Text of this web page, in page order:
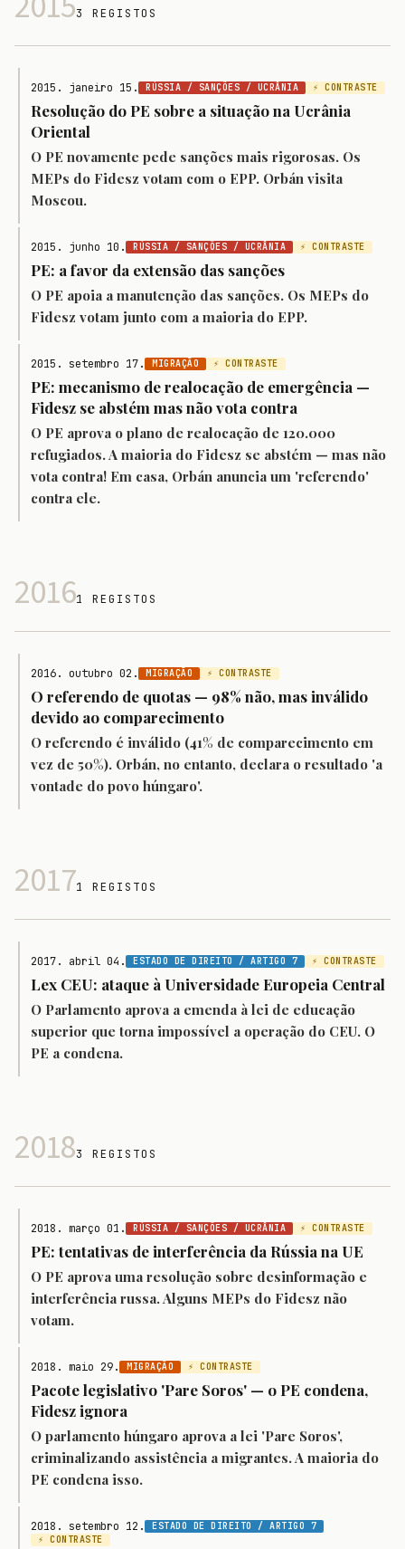
3 REGISTOS
2015. janeiro 15. RÚSSIA / SANÇÕES / UCRÂNIA ⚡ CONTRASTE
Resolução do PE sobre a situação na Ucrânia
Oriental
O PE novamente pede sanções mais rigorosas. Os
MEPs do Fidesz votam com o EPP. Orbán visita
Moscou.
2015. junho 10. RÚSSIA / SANÇÕES / UCRÂNIA ⚡ CONTRASTE
PE: a favor da extensão das sanções
O PE apoia a manutenção das sanções. Os MEPs do
Fidesz votam junto com a maioria do EPP.
2015. setembro 17. MIGRAÇÃO ⚡ CONTRASTE
PE: mecanismo de realocação de emergência —
Fidesz se abstém mas não vota contra
O PE aprova o plano de realocação de 120.000
refugiados. A maioria do Fidesz se abstém — mas não
vota contra! Em casa, Orbán anuncia um 'referendo'
contra ele.
20161 REGISTOS
2016. outubro 02. MIGRAÇÃO ⚡ CONTRASTE
O referendo de quotas — 98% não, mas inválido
devido ao comparecimento
O referendo é inválido (41% de comparecimento em
vez de 50%). Orbán, no entanto, declara o resultado 'a
vontade do povo húngaro'.
20171 REGISTOS
2017. abril 04. ESTADO DE DIREITO / ARTIGO 7 ⚡ CONTRASTE
Lex CEU: ataque à Universidade Europeia Central
O Parlamento aprova a emenda à lei de educação
superior que torna impossível a operação do CEU. O
PE a condena.
20183 REGISTOS
2018. março 01. RÚSSIA / SANÇÕES / UCRÂNIA ⚡ CONTRASTE
PE: tentativas de interferência da Rússia na UE
O PE aprova uma resolução sobre desinformação e
interferência russa. Alguns MEPs do Fidesz não
votam.
2018. maio 29. MIGRAÇÃO ⚡ CONTRASTE
Pacote legislativo 'Pare Soros' — o PE condena,
Fidesz ignora
O parlamento húngaro aprova a lei 'Pare Soros',
criminalizando assistência a migrantes. A maioria do
PE condena isso.
2018. setembro 12.
ESTADO DE DIREITO / ARTIGO 7
⚡ CONTRASTE